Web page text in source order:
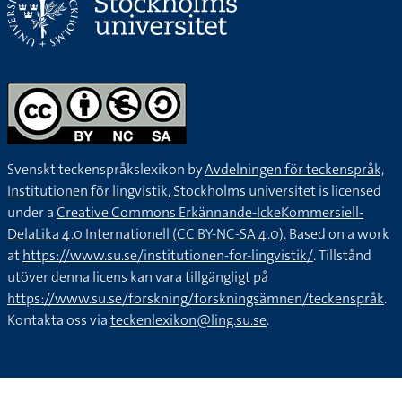
Svenskt teckenspråkslexikon byAvdelningen för teckenspråk,
Institutionen för lingvistik, Stockholms universitetis licensed
under aCreative Commons Erkännande-IckeKommersiell-
DelaLika 4.0 Internationell (CC BY-NC-SA 4.0).Based on a work
athttps://www.su.se/institutionen-for-lingvistik/. Tillstånd
utöver denna licens kan vara tillgängligt på
https://www.su.se/forskning/forskningsämnen/teckenspråk.
Kontakta oss viateckenlexikon@ling.su.se.